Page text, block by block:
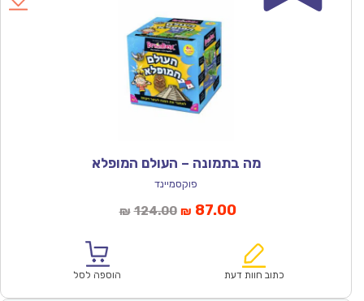
מה בתמונה – העולם המופלא
פוקסמיינד
₪ 124.00המחיר
₪124.00.
₪ 87.00המחיר
הוא:
כתוב חוות דעת הוספה לסל